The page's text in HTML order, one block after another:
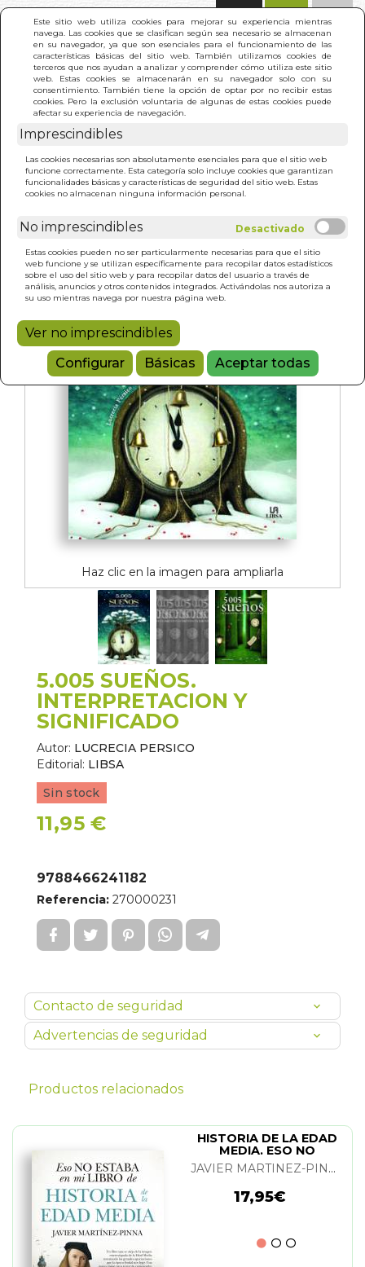
Este sitio web utiliza cookies para mejorar su experiencia mientras
navega. Las cookies que se clasifican según sea necesario se almacenan
en su navegador, ya que son esenciales para el funcionamiento de las
características básicas del sitio web. También utilizamos cookies de
terceros que nos ayudan a analizar y comprender cómo utiliza este sitio
web. Estas cookies se almacenarán en su navegador solo con su
consentimiento. También tiene la opción de optar por no recibir estas
cookies. Pero la exclusión voluntaria de algunas de estas cookies puede
afectar su experiencia de navegación.
Imprescindibles
Las cookies necesarias son absolutamente esenciales para que el sitio web
funcione correctamente. Esta categoría solo incluye cookies que garantizan
funcionalidades básicas y características de seguridad del sitio web. Estas
cookies no almacenan ninguna información personal.
No imprescindibles
Estas cookies pueden no ser particularmente necesarias para que el sitio
web funcione y se utilizan específicamente para recopilar datos estadísticos
sobre el uso del sitio web y para recopilar datos del usuario a través de
análisis, anuncios y otros contenidos integrados. Activándolas nos autoriza a
su uso mientras navega por nuestra página web.
Ver no imprescindibles
Configurar
Básicas Aceptar todas
INICIO >
SIGNIFICADO
Haz clic en la imagen para ampliarla
5.005 SUEÑOS.
INTERPRETACION Y
SIGNIFICADO
Autor: LUCRECIA PERSICO
Editorial: LIBSA
Sin stock
11,95 €
9788466241182
Referencia: 270000231
Contacto de seguridad
Advertencias de seguridad
Productos relacionados
HISTORIA DE LA EDAD
MEDIA. ESO NO
ESTABA...
JAVIER MARTINEZ-PINNA
17,95€